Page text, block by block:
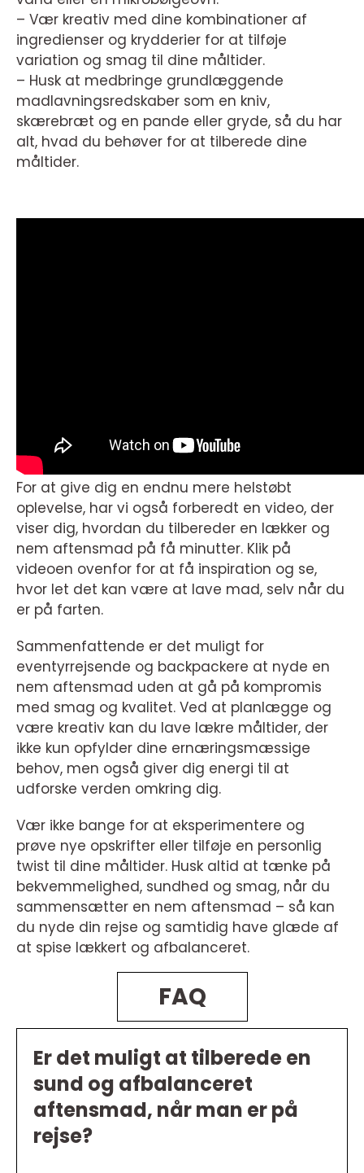
– Vær kreativ med dine kombinationer af
ingredienser og krydderier for at tilføje
variation og smag til dine måltider.
– Husk at medbringe grundlæggende
madlavningsredskaber som en kniv,
skærebræt og en pande eller gryde, så du har
alt, hvad du behøver for at tilberede dine
måltider.
For at give dig en endnu mere helstøbt
oplevelse, har vi også forberedt en video, der
viser dig, hvordan du tilbereder en lækker og
nem aftensmad på få minutter. Klik på
videoen ovenfor for at få inspiration og se,
hvor let det kan være at lave mad, selv når du
er på farten.
Sammenfattende er det muligt for
eventyrrejsende og backpackere at nyde en
nem aftensmad uden at gå på kompromis
med smag og kvalitet. Ved at planlægge og
være kreativ kan du lave lækre måltider, der
ikke kun opfylder dine ernæringsmæssige
behov, men også giver dig energi til at
udforske verden omkring dig.
Vær ikke bange for at eksperimentere og
prøve nye opskrifter eller tilføje en personlig
twist til dine måltider. Husk altid at tænke på
bekvemmelighed, sundhed og smag, når du
sammensætter en nem aftensmad – så kan
du nyde din rejse og samtidig have glæde af
at spise lækkert og afbalanceret.
FAQ
Er det muligt at tilberede en
sund og afbalanceret
aftensmad, når man er på
rejse?